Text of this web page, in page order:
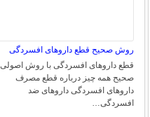
روش صحیح قطع داروهای افسردگی
قطع داروهای افسردگی با روش
صحیح همه چیز درباره قطع مصرف
داروهای افسردگی داروهای ضد
افسردگی…